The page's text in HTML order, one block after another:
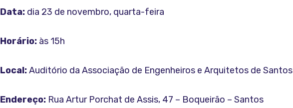
Data: dia 23 de novembro, quarta-feira
Horário: às 15h
Local:Auditório da Associação de Engenheiros e Arquitetos de Santos
Endereço: Rua Artur Porchat de Assis, 47 – Boqueirão – Santos